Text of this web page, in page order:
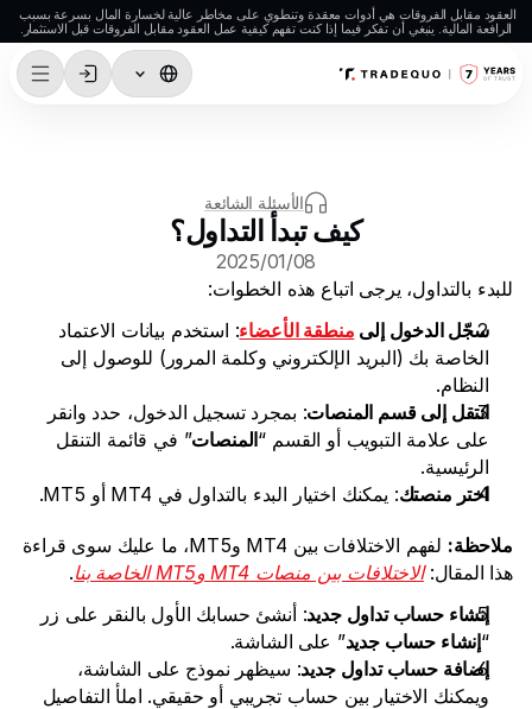
الرافعة المالية. ينبغي أن تفكر فيما إذا كنت تفهم كيفية عمل العقود مقابل الفروقات قبل الاستثمار.
التداول الاجتماعي
الإيداع والسحب
أنواع الحسابات
مواصفات الحسابات
الفوركس
المعادن
المؤشرات
الأسهم
الأسئلة الشائعة
كيف تبدأ التداول؟
08‏/01‏/2025
للبدء بالتداول، يرجى اتباع هذه الخطوات:
سجّل الدخول إلى منطقة الأعضاء
النظام.
انتقل إلى قسم المنصات
على علامة التبويب أو القسم “المنصات
الرئيسية.
اختر منصتك: يمكنك اختيار البدء بالتداول في MT4 أو MT5.
ملاحظة:
هذا المقال: الاختلافات بين منصات MT4 وMT5 الخاصة بنا
.
إنشاء حساب تداول جديد
“إنشاء حساب جديد” على الشاشة.
إضافة حساب تداول جديد